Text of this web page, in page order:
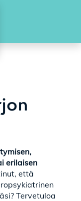
erilaisen
että
Tervetuloa